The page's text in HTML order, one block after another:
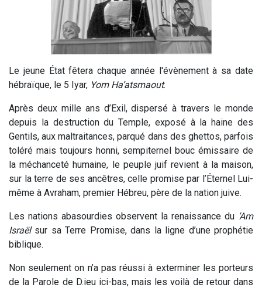
Le jeune État fêtera chaque année l'évènement à sa date
hébraïque, le 5 Iyar, Yom Ha’atsmaout.
Après deux mille ans d’Exil, dispersé à travers le monde
depuis la destruction du Temple, exposé à la haine des
Gentils, aux maltraitances, parqué dans des ghettos, parfois
toléré mais toujours honni, sempiternel bouc émissaire de
la méchanceté humaine, le peuple juif revient à la maison,
sur la terre de ses ancêtres, celle promise par l’Éternel Lui-
même à Avraham, premier Hébreu, père de la nation juive.
Les nations abasourdies observent la renaissance du ‘Am
Israëlsur sa Terre Promise, dans la ligne d’une prophétie
biblique.
Non seulement on n’a pas réussi à exterminer les porteurs
de la Parole de D.ieu ici-bas, mais les voilà de retour dans